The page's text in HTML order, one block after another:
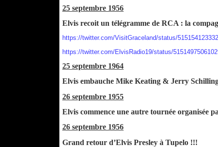
25 septembre 1956
Elvis recoit un télégramme de RCA : la
https://twitter.com/VisitGraceland/status/
https://twitter.com/ElvisRadio19/status/
25 septembre 1964
Elvis embauche Mike Keating & Jerry
26 septembre 1955
Elvis commence une autre tournée
26 septembre 1956
Grand retour d’Elvis Presley à Tupelo !!!